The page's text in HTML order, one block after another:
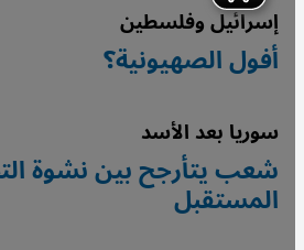
إسرائيل وفلسطين
أفول الصهيونية؟
سوريا بعد الأسد
شعب يتأرجح بين نشوة
المستقبل